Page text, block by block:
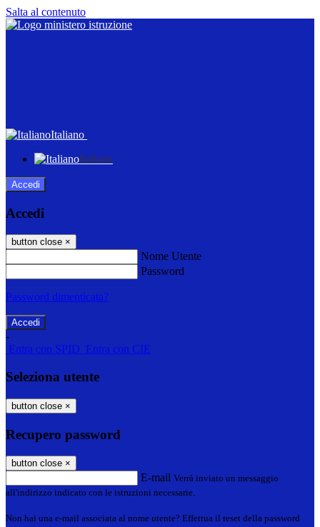
Salta al contenuto
Italiano
Italiano
Accedi
Accedi
button close ×
Nome Utente
Password
Password dimenticata?
-
Entra con SPID Entra con CIE
Seleziona utente
button close ×
Recupero password
button close ×
E-mail Verrà inviato un messaggio
all'indirizzo indicato con le istruzioni necessarie.
Non hai una e-mail associata al nome utente? Effettua il reset della password